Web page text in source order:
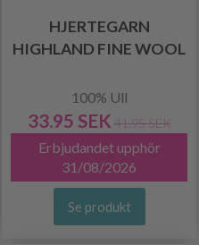
HJERTEGARN
HIGHLAND FINE WOOL
100% Ull
33.95 SEK 41.95 SEK
Erbjudandet upphör
31/08/2026
Se produkt